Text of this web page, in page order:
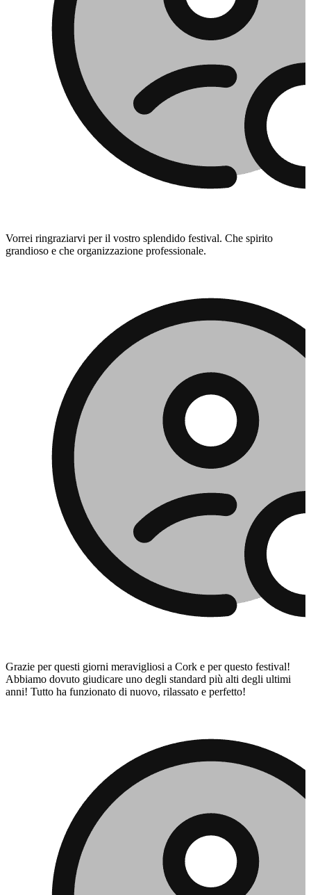
Vorrei ringraziarvi per il vostro splendido festival. Che spirito
grandioso e che organizzazione professionale.
Grazie per questi giorni meravigliosi a Cork e per questo festival!
Abbiamo dovuto giudicare uno degli standard più alti degli ultimi
anni! Tutto ha funzionato di nuovo, rilassato e perfetto!